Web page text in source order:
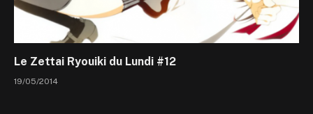
Le Zettai Ryouiki du Lundi #12
19/05/2014